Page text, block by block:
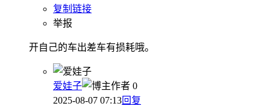
复制链接
举报
开自己的车出差车有损耗哦。
爱娃子 作者 0
2025-08-07 07:13回复